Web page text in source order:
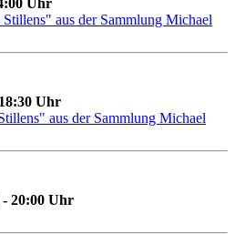
aus der Sammlung Michael
Uhr
aus der Sammlung Michael
- 20:00 Uhr